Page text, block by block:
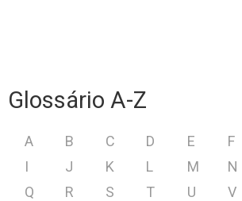
Glossário A-Z
A B C D E F
I
J K L M N
Q
R S T U V